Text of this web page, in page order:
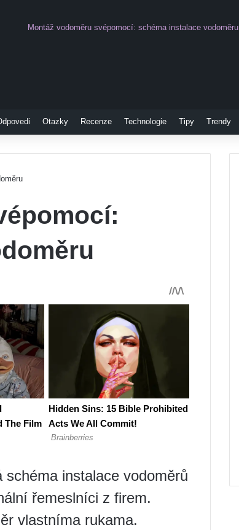
Montáž vodoměru svépomocí: schéma instalace vodoměru
Otazky Recenze Technologie Tipy Trendy
instalace vodoměrů
řemeslníci z firem.
vlastníma rukama.